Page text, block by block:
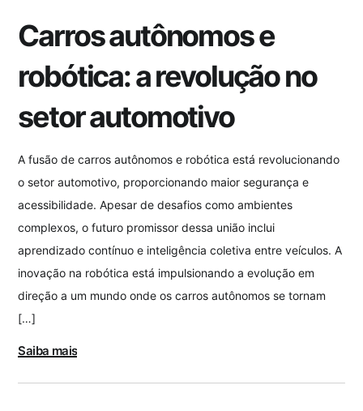
Carros autônomos e
robótica: a revolução no
setor automotivo
A fusão de carros autônomos e robótica está revolucionando
o setor automotivo, proporcionando maior segurança e
acessibilidade. Apesar de desafios como ambientes
complexos, o futuro promissor dessa união inclui
aprendizado contínuo e inteligência coletiva entre veículos. A
inovação na robótica está impulsionando a evolução em
direção a um mundo onde os carros autônomos se tornam
[…]
Saiba mais